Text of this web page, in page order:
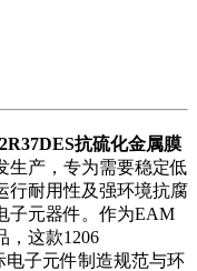
抗硫化金属膜
生产，专为需要稳定低
行耐用性及强环境抗腐
子元器件。作为EAM
，这款1206
电子元件制造规范与环